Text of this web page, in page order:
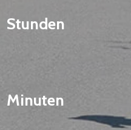
Stunden
Minuten